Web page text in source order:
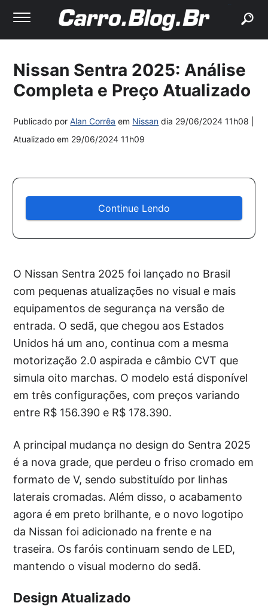
Nissan Sentra 2025: Análise
Completa e Preço Atualizado
Publicado porAlan Corrêa em Nissan dia 29/06/2024 11h08
Atualizado em 29/06/2024 11h09
Continue Lendo
O Nissan Sentra 2025 foi lançado no Brasil
com pequenas atualizações no visual e mais
equipamentos de segurança na versão de
entrada. O sedã, que chegou aos Estados
Unidos há um ano, continua com a mesma
motorização 2.0 aspirada e câmbio CVT que
simula oito marchas. O modelo está disponível
em três configurações, com preços variando
entre R$ 156.390 e R$ 178.390.
A principal mudança no design do Sentra 2025
é a nova grade, que perdeu o friso cromado em
formato de V, sendo substituído por linhas
laterais cromadas. Além disso, o acabamento
agora é em preto brilhante, e o novo logotipo
da Nissan foi adicionado na frente e na
traseira. Os faróis continuam sendo de LED,
mantendo o visual moderno do sedã.
Design Atualizado